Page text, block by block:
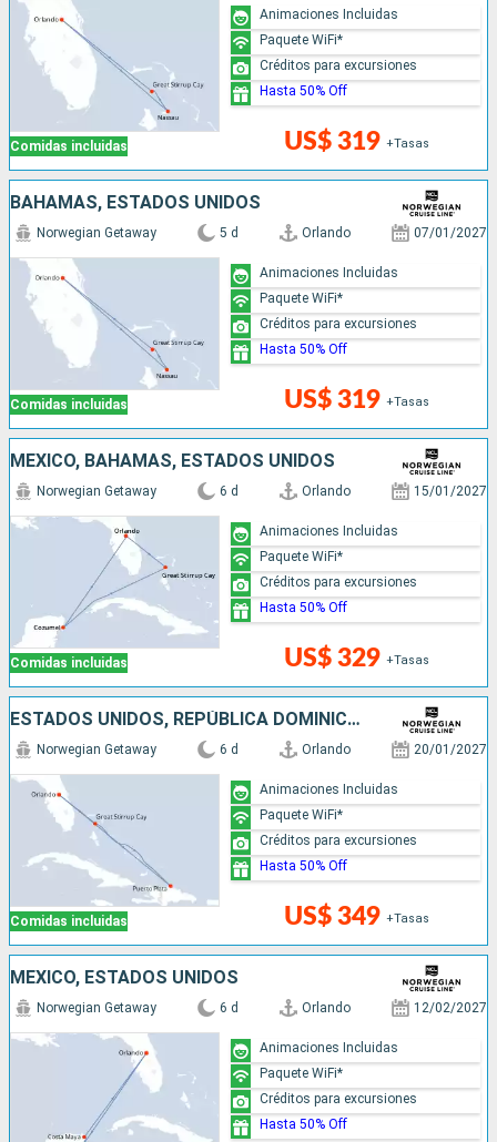
Comidas incluidas US$ 319 +Tasas
Animaciones Incluidas
Paquete WiFi*
Créditos para excursiones
Hasta 50% Off
BAHAMAS, ESTADOS UNIDOS
Comidas incluidas
Norwegian Getaway 5 d Orlando 07/01/2027
US$ 319 +Tasas
Animaciones Incluidas
Paquete WiFi*
Créditos para excursiones
Hasta 50% Off
MÉXICO, BAHAMAS, ESTADOS UNIDOS
Comidas incluidas
Norwegian Getaway 6 d Orlando 15/01/2027
US$ 329 +Tasas
Animaciones Incluidas
Paquete WiFi*
Créditos para excursiones
Hasta 50% Off
ESTADOS UNIDOS, REPÚBLICA DOMINICANA, BAHAMAS
Comidas incluidas
Norwegian Getaway 6 d Orlando 20/01/2027
US$ 349 +Tasas
Animaciones Incluidas
Paquete WiFi*
Créditos para excursiones
Hasta 50% Off
MÉXICO, ESTADOS UNIDOS
Norwegian Getaway 6 d Orlando 12/02/2027
Animaciones Incluidas
Paquete WiFi*
Créditos para excursiones
Hasta 50% Off